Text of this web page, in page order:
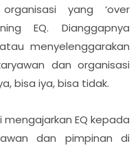
yang ‘over
EQ. Dianggapnya
menyelenggarakan
dan organisasi
bisa iya, bisa tidak.
EQ kepada
dan pimpinan di